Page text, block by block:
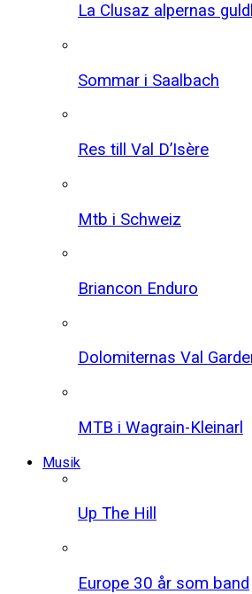
La Clusaz alpernas
Sommar i Saalbach
Res till Val D’Isère
Mtb i Schweiz
Briancon Enduro
Dolomiternas Val
MTB i Wagrain-Kleinarl
Musik
Up The Hill
Europe 30 år som band